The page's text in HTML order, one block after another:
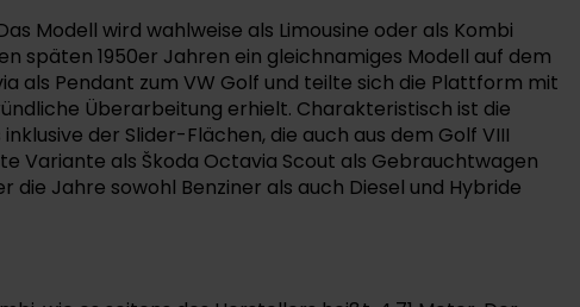
Modell wird wahlweise als Limousine oder als Kombi
späten 1950er Jahren ein gleichnamiges Modell auf dem
als Pendant zum VW Golf und teilte sich die Plattform mit
Überarbeitung erhielt. Charakteristisch ist die
der Slider-Flächen, die auch aus dem Golf VIII
Variante als Škoda Octavia Scout als Gebrauchtwagen
Jahre sowohl Benziner als auch Diesel und Hybride